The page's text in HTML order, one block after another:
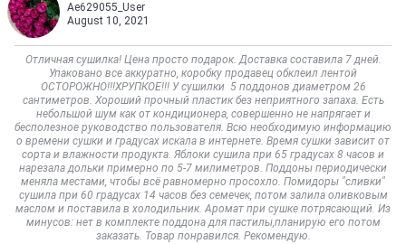
Ae629055_User
August 10, 2021
Отличная сушилка! Цена просто подарок. Доставка составила 7 дней.
Упаковано все аккуратно, коробку продавец обклеил лентой
ОСТОРОЖНО!!!ХРУПКОЕ!!! У сушилки 5 поддонов диаметром 26
сантиметров. Хороший прочный пластик без неприятного запаха. Есть
небольшой шум как от кондиционера, совершенно не напрягает и
бесполезное руководство пользователя. Всю необходимую информацию
о времени сушки и градусах искала в интернете. Время сушки зависит от
сорта и влажности продукта. Яблоки сушила при 65 градусах 8 часов и
нарезала дольки примерно по 5-7 милиметров. Поддоны периодически
меняла местами, чтобы всё равномерно просохло. Помидоры "сливки"
сушила при 60 градусах 14 часов без семечек, потом залила оливковым
маслом и поставила в холодильник. Аромат при сушке потрясающий. Из
минусов: нет в комплекте поддона для пастилы,планирую его потом
заказать. Товар понравился. Рекомендую.